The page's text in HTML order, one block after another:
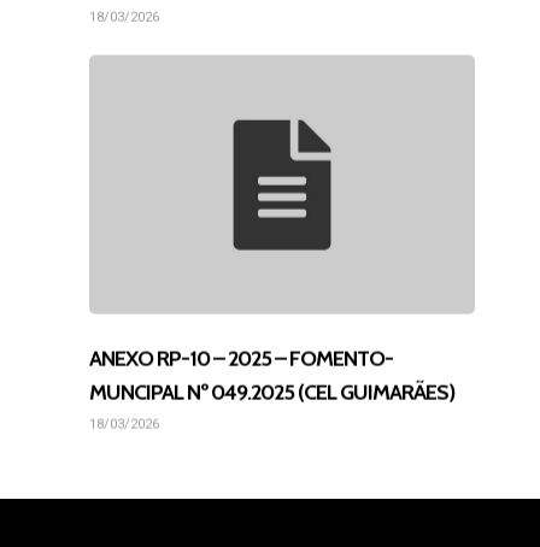
18/03/2026
ANEXO RP-10 – 2025 – FOMENTO-
MUNCIPAL Nº 049.2025 (CEL GUIMARÃES)
18/03/2026